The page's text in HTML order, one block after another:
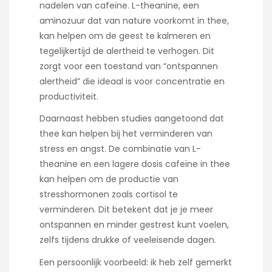
nadelen van cafeïne. L-theanine, een
aminozuur dat van nature voorkomt in thee,
kan helpen om de geest te kalmeren en
tegelijkertijd de alertheid te verhogen. Dit
zorgt voor een toestand van “ontspannen
alertheid” die ideaal is voor concentratie en
productiviteit.
Daarnaast hebben studies aangetoond dat
thee kan helpen bij het verminderen van
stress en angst. De combinatie van L-
theanine en een lagere dosis cafeïne in thee
kan helpen om de productie van
stresshormonen zoals cortisol te
verminderen. Dit betekent dat je je meer
ontspannen en minder gestrest kunt voelen,
zelfs tijdens drukke of veeleisende dagen.
Een persoonlijk voorbeeld: ik heb zelf gemerkt